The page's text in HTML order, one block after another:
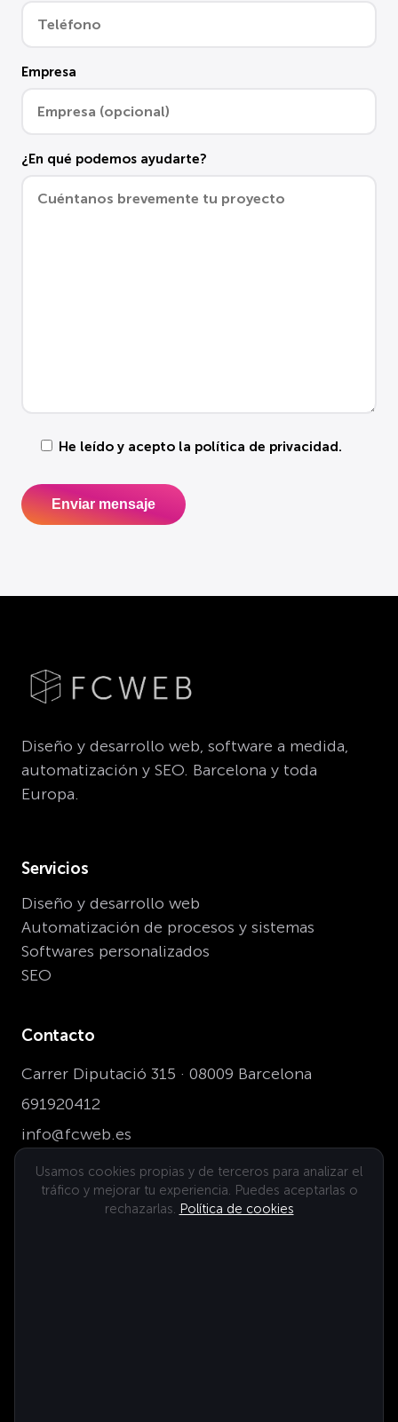
Empresa
¿En qué podemos ayudarte?
He leído y acepto la política de privacidad.
Diseño y desarrollo web, software a medida,
automatización y SEO. Barcelona y toda
Europa.
Servicios
Diseño y desarrollo web
Automatización de procesos y sistemas
Softwares personalizados
SEO
Contacto
Carrer Diputació 315 · 08009 Barcelona
691920412
info@fcweb.es
Dónde estamos
Usamos cookies propias y de terceros para analizar el
tráfico y mejorar tu experiencia. Puedes aceptarlas o
rechazarlas. Política de cookies